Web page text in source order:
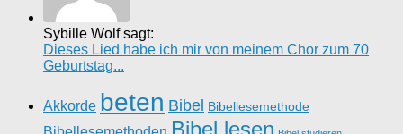
Sybille Wolf sagt:
Dieses Lied habe ich mir von meinem Chor zum 70
Geburtstag...
Akkorde beten Bibel Bibellesemethode
Bibel lesen